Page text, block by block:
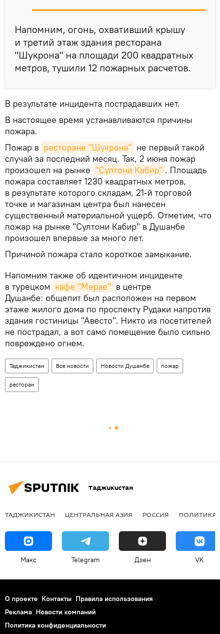
Напомним, огонь, охвативший крышу
и третий этаж здания ресторана
"Шукрона" на площади 200 квадратных
метров, тушили 12 пожарных расчетов.
В результате инцидента пострадавших нет.
В настоящее время устанавливаются причины
пожара.
Пожар в ресторане "Шукрона" не первый такой
случай за последний месяц. Так, 2 июня пожар
произошел на рынке "Султони Кабир" . Площадь
пожара составляет 1230 квадратных метров,
в результате которого складам, 21-й торговой
точке и магазинам центра был нанесен
существенный материальной ущерб. Отметим, что
пожар на рынке "Султони Кабир" в Душанбе
произошел впервые за много лет.
Причиной пожара стало короткое замыкание.
Напомним также об идентичном инциденте
в турецком кафе "Мерве" в центре
Душанбе: общепит был расположен на первом
этаже жилого дома по проспекту Рудаки напротив
здания гостиницы "Авесто". Никто из посетителей
не пострадал, а вот само помещение было сильно
повреждено огнем.
Таджикистан Все новости Новости Душанбе пожар
ресторан
Таджикистан
ТАДЖИКИСТАН ЦЕНТРАЛЬНАЯ АЗИЯ РОССИЯ ПОЛИТИКА
Макс Telegram Дзен VK
О проекте Контакты Правила использования
Реклама Новости компаний
Политика конфиденциальности